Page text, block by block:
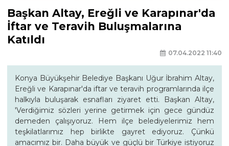
Başkan Altay, Ereğli ve Karapınar'da
İftar ve Teravih Buluşmalarına
Katıldı
07.04.2022 11:40
Konya Büyükşehir Belediye Başkanı Uğur İbrahim Altay,
Ereğli ve Karapınar'da iftar ve teravih programlarında ilçe
halkıyla buluşarak esnafları ziyaret etti. Başkan Altay,
'Verdiğimiz sözleri yerine getirmek için gece gündüz
demeden çalışıyoruz. Hem ilçe belediyelerimiz hem
teşkilatlarımız hep birlikte gayret ediyoruz. Çünkü
amacımız bir. Daha büyük ve güçlü bir Türkiye istiyoruz